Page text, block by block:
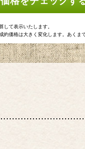
して表示いたします。
価格は大きく変化します。あくま